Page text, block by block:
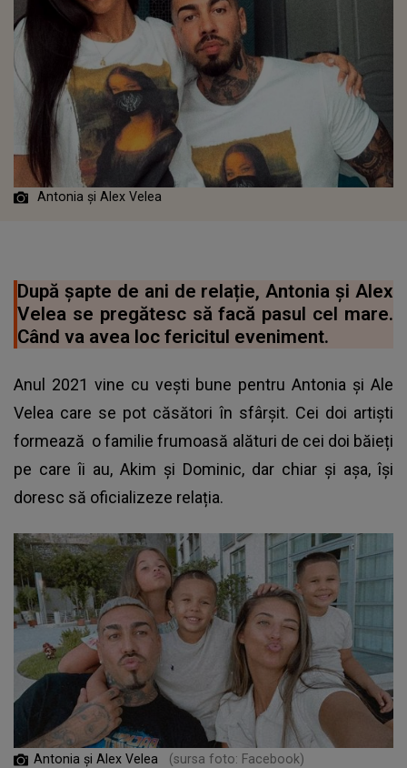
Antonia și Alex Velea
După șapte de ani de relație, Antonia și Alex
Velea se pregătesc să facă pasul cel mare.
Când va avea loc fericitul eveniment.
Anul 2021 vine cu vești bune pentru Antonia și Ale
Velea care se pot căsători în sfârșit. Cei doi artiști
formează o familie frumoasă alături de cei doi băieți
pe care îi au, Akim și Dominic, dar chiar și așa, își
doresc să oficializeze relația.
Antonia și Alex Velea (sursa foto: Facebook)